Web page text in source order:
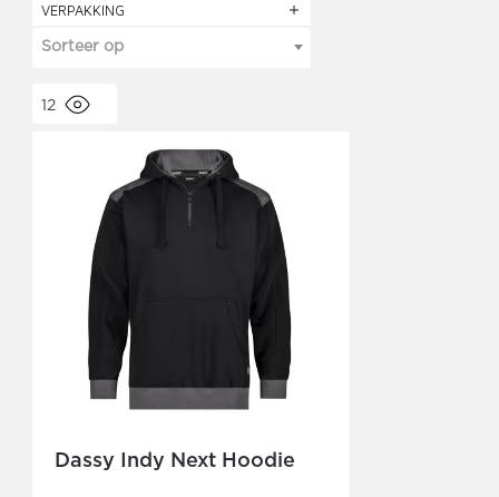
VERPAKKING
Sorteer op
12
Dassy Indy Next Hoodie